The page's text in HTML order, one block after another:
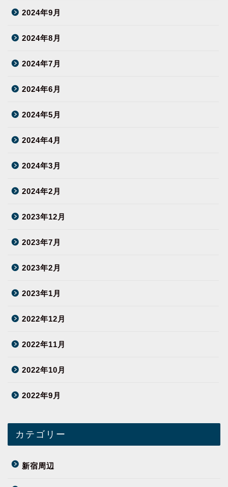
2024年9月
2024年8月
2024年7月
2024年6月
2024年5月
2024年4月
2024年3月
2024年2月
2023年12月
2023年7月
2023年2月
2023年1月
2022年12月
2022年11月
2022年10月
2022年9月
カテゴリー
新宿周辺